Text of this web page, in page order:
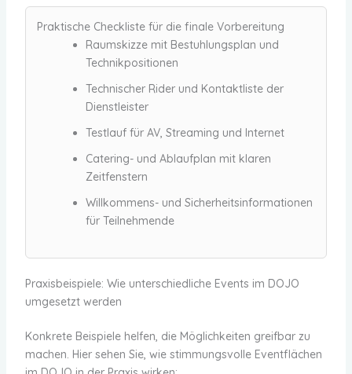
Praktische Checkliste für die finale Vorbereitung
Raumskizze mit Bestuhlungsplan und
Technikpositionen
Technischer Rider und Kontaktliste der
Dienstleister
Testlauf für AV, Streaming und Internet
Catering- und Ablaufplan mit klaren
Zeitfenstern
Willkommens- und Sicherheitsinformationen
für Teilnehmende
Praxisbeispiele: Wie unterschiedliche Events im DOJO
umgesetzt werden
Konkrete Beispiele helfen, die Möglichkeiten greifbar zu
machen. Hier sehen Sie, wie stimmungsvolle Eventflächen